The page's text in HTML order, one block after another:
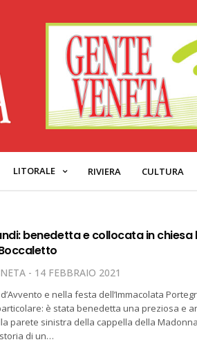
LITORALE RIVIERA CULTURA
benedetta e collocata in chiesa
14 FEBBRAIO 2021
e nella festa dell’Immacolata
è stata benedetta una preziosa e
parete sinistra della cappella della
di un…